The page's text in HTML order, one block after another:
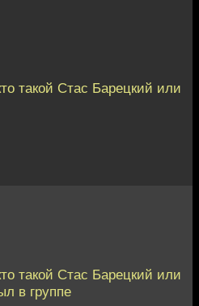
такой Стас Барецкий или
такой Стас Барецкий или
в группе